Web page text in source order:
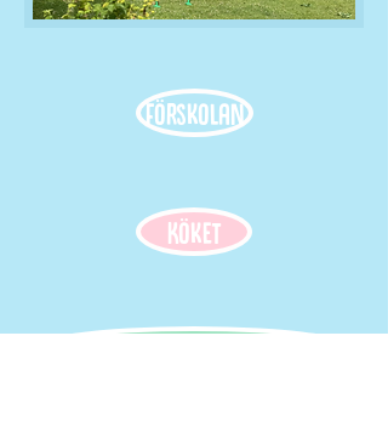
Förskolan
Köket